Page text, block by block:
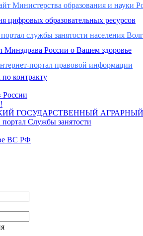
Министерства образования и науки
цифровых образовательных ресурсов
cлужбы занятости населения
Минздрава России о Вашем здоровье
портал правовой информации